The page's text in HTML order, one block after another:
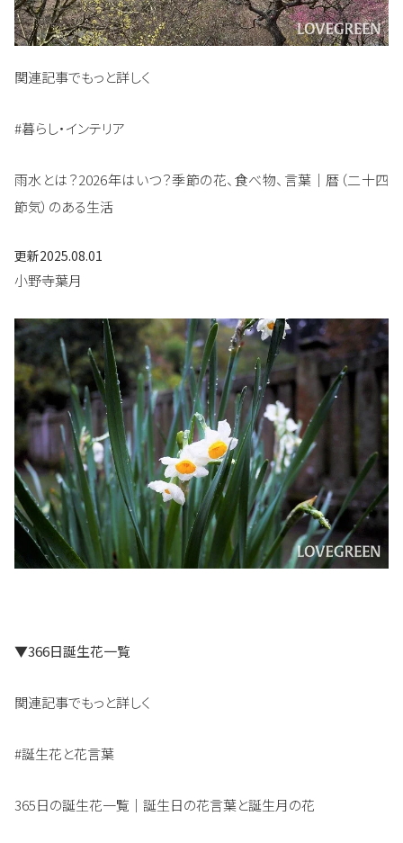
関連記事でもっと詳しく
#暮らし・インテリア
雨水とは？2026年はいつ？季節の花、食べ物、言葉｜暦（二十四
節気）のある生活
更新2025.08.01
小野寺葉月
▼366日誕生花一覧
関連記事でもっと詳しく
#誕生花と花言葉
365日の誕生花一覧｜誕生日の花言葉と誕生月の花